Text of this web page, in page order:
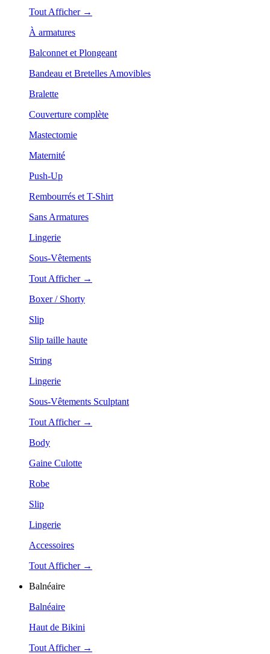
Tout Afficher →
À armatures
Balconnet et Plongeant
Bandeau et Bretelles Amovibles
Bralette
Couverture complète
Mastectomie
Maternité
Push-Up
Rembourrés et T-Shirt
Sans Armatures
Lingerie
Sous-Vêtements
Tout Afficher →
Boxer / Shorty
Slip
Slip taille haute
String
Lingerie
Sous-Vêtements Sculptant
Tout Afficher →
Body
Gaine Culotte
Robe
Slip
Lingerie
Accessoires
Tout Afficher →
Balnéaire
Balnéaire
Haut de Bikini
Tout Afficher →